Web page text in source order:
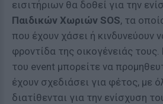
εισιτήριων θα δοθεί για την
Παιδικών Χωριών SOS, τα
που έχουν χάσει ή κινδυνεύουν
φροντίδα της οικογένειάς
του event μπορείτε να
έχουν σχεδιάσει για φέτος, με
διατίθενται για την ενίσχυση